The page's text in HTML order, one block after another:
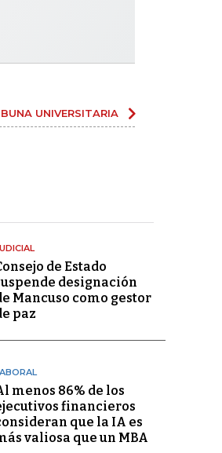
UNIVERSITARIA
de Estado
designación
Mancuso como gestor
paz
menos 86% de los
financieros
que la IA es
valiosa que un MBA